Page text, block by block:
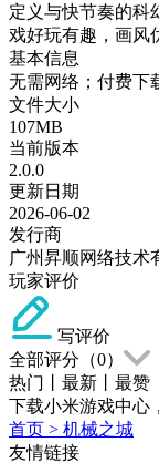
定义与快节奏的科
戏好玩有趣，画风
基本信息
无需网络；付费下
文件大小
107MB
当前版本
2.0.0
更新日期
2026-06-02
发行商
广州昇顺网络技术
玩家评价
写评价
全部评分（0）
热门
最新
最赞
下载小米游戏中心
首页 > 机械之城
友情链接